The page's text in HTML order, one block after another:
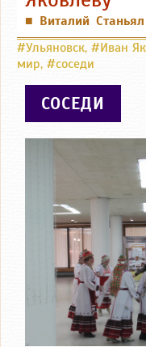
■ Виталий Станьял
#Ульяновск, #Иван
мир, #соседи
СОСЕДИ